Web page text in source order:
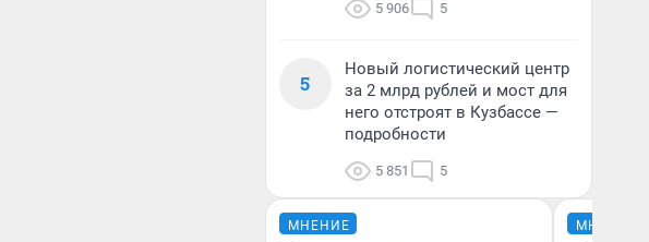
5 906 5
5
Новый логистический центр
за 2 млрд рублей и мост для
него отстроят в Кузбассе —
подробности
5 851 5
МНЕНИЕ МНЕНИЕ